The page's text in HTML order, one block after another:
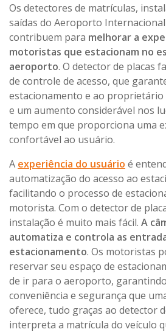
Os detectores de matrículas,
saídas do Aeroporto
contribuem para melhorar a
motoristas que estacionam no
aeroporto. O detector de placas
de controle de acesso, que
estacionamento e ao
e um aumento considerável nos
tempo em que proporciona uma
confortável ao usuário.
A experiência do usuário é
automatização do acesso ao
facilitando o processo de
motorista. Com o detector de
instalação é muito mais fácil. A
automatiza e controla as
estacionamento. Os motoristas
reservar seu espaço de
de ir para o aeroporto,
conveniência e segurança que
oferece, tudo graças ao detector
interpreta a matrícula do veículo